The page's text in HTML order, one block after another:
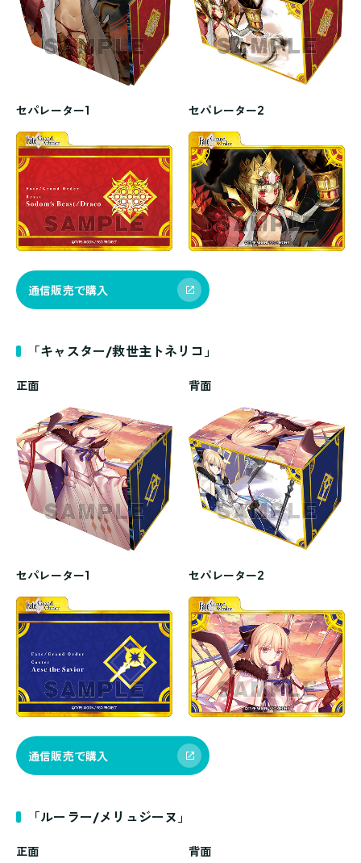
セパレーター1 セパレーター2
通信販売で購入
「キャスター/救世主トネリコ」
正面 背面
セパレーター1 セパレーター2
通信販売で購入
「ルーラー/メリュジーヌ」
正面 背面